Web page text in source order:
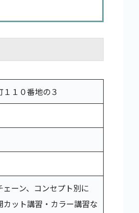
１０番地の３
ーン、コンセプト別に
ット講習・カラー講習な